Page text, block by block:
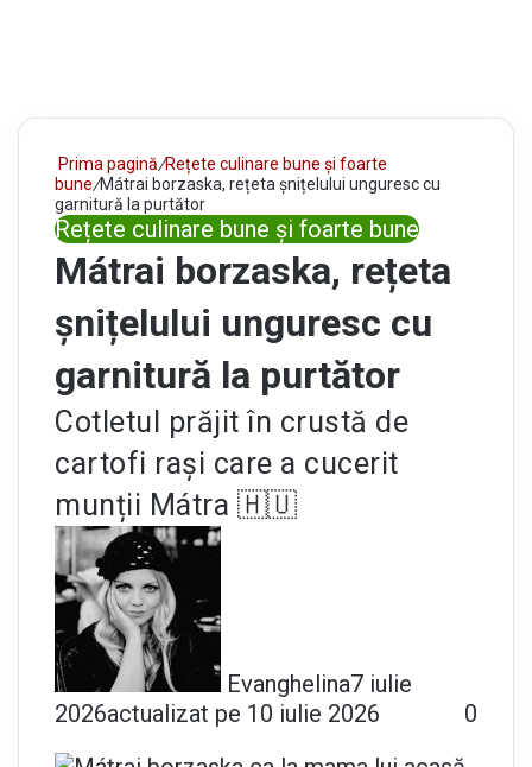
Prima pagină/Rețete culinare bune și foarte
bune/Mátrai borzaska, rețeta șnițelului unguresc cu
garnitură la purtător
Rețete culinare bune și foarte bune
Mátrai borzaska, rețeta
șnițelului unguresc cu
garnitură la purtător
Cotletul prăjit în crustă de
cartofi rași care a cucerit
munții Mátra 🇭🇺
Evanghelina7 iulie
2026actualizat pe 10 iulie 2026 0